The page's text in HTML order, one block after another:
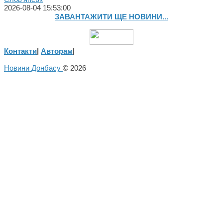
2026-08-04 15:53:00
ЗАВАНТАЖИТИ ЩЕ НОВИНИ...
Контакти| Авторам|
Новини Донбасу © 2026